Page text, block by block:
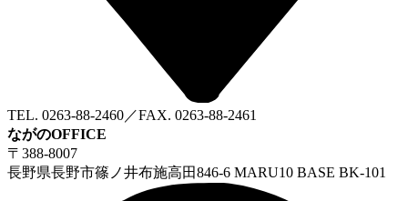
TEL. 0263-88-2460／FAX. 0263-88-2461
ながのOFFICE
〒388-8007
長野県長野市篠ノ井布施高田846-6 MARU10 BASE BK-101